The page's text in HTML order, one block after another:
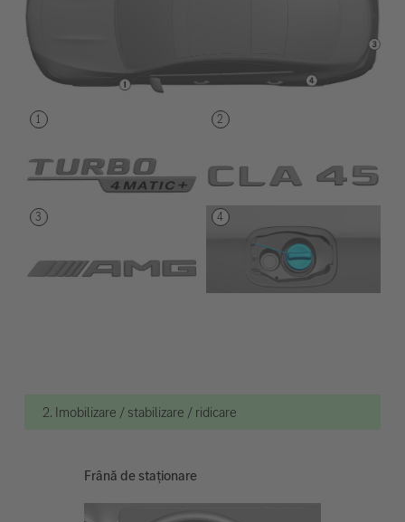
2. Imobilizare / stabilizare / ridicare
Frână de staționare